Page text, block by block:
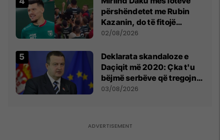
përshëndetet me Rubin
Kazanin, do të fitojë
miliona te Spartak Moska
02/08/2026
​Deklarata skandaloze e
Daçiqit më 2020: Çka t'u
bëjmë serbëve që tregojnë
ku janë varrosur shqiptarët
03/08/2026